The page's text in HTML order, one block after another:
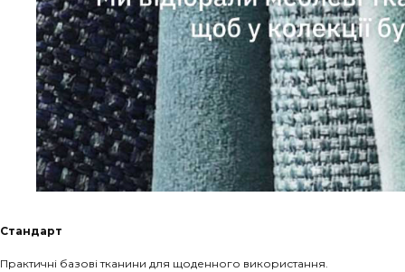
Стандарт
Практичні базові тканини для щоденного використання.